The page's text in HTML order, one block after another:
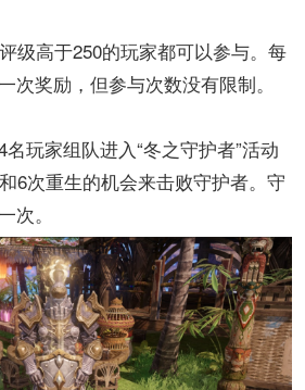
级高于250的玩家都可以参与。每
次奖励，但参与次数没有限制。
玩家组队进入“冬之守护者”活动
6次重生的机会来击败守护者。守
次。